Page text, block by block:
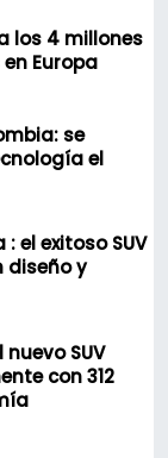
los 4 millones
Europa
se
el
el exitoso SUV
diseño y
nuevo SUV
con 312